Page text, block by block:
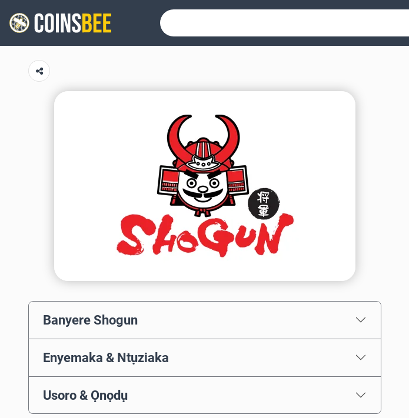
Banyere Shogun
Enyemaka & Ntụziaka
Usoro & Ọnọdụ